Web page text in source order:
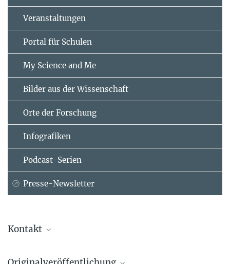
Veranstaltungen
Portal für Schulen
My Science and Me
Bilder aus der Wissenschaft
Orte der Forschung
Infografiken
Podcast-Serien
Presse-Newsletter
Kontakt